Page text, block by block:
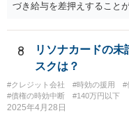
づき給与を差押えすること
まとまる可能性もあると思
にご相談されることをおす
8
リソナカードの未
スクは？
#クレジット会社 #時効の援用 #
#債権の時効中断
#140万円以下
2025年4月28日